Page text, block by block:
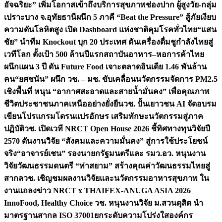
อัจฉริยะ” เพิ่มโอกาสเข้าถึงบริการสุขภาพช่องปาก ผู้สูงวัย-กลุ่ม
เปราะบาง จ.อุทัยธานีผนึก 5 ภาคี “Beat the Pressure” สู้ภัยเงียบ
ความดันโลหิตสูง เปิด Dashboard แห่งชาติคุมโรคทั่วไทย“แสน
ชัย” นำทีม Knockout บุก 20 ประเทศ ดันเครื่องดื่มชูกำลังไทยสู่
เวทีโลก ตั้งเป้า 500 ล้านปีแรกสถาบันอาหาร–หอการค้าไทย
ผนึกแผน 3 ปี ดัน Future Food เจาะตลาดอินเดีย 1.46 พันล้าน
คน“ยศชนัน” ผนึก วช. – มช. ขับเคลื่อนนวัตกรรมจัดการ PM2.5
เชิงพื้นที่ หนุน “อากาศสะอาดและสายน้ำมั่นคง” เพื่อคุณภาพ
ชีวิตประชาชนภาคเหนืออย่างยั่งยืนวช. ปั้นเยาวชน AI จัดอบรม
เขียนโปรแกรมโดรนแปรอักษร เสริมทักษะนวัตกรรมสู่ภาค
ปฏิบัติวช. เปิดเวที NRCT Open House 2026 ชี้ทิศทางทุนวิจัยปี
2570 ดันงานวิจัย “สังคมและความมั่นคง” สู่การใช้ประโยชน์
จริง“อาจารย์เชน” รองนายกรัฐมนตรีและ รมว.อว. หนุนงาน
วิจัยวัฒนธรรมดนตรี “ท่าสยาม” สร้างคุณค่าวัฒนธรรมไทยสู่
สากลวช. เชิญชมผลงานวิจัยและนวัตกรรมอาหารสุขภาพ ใน
งานแถลงข่าว NRCT x THAIFEX-ANUGA ASIA 2026
InnoFood, Healthy Choice วช. หนุนงานวิจัย ม.สวนดุสิต นำ
มาตรฐานสากล ISO 37001ยกระดับความโปร่งใสองค์กร